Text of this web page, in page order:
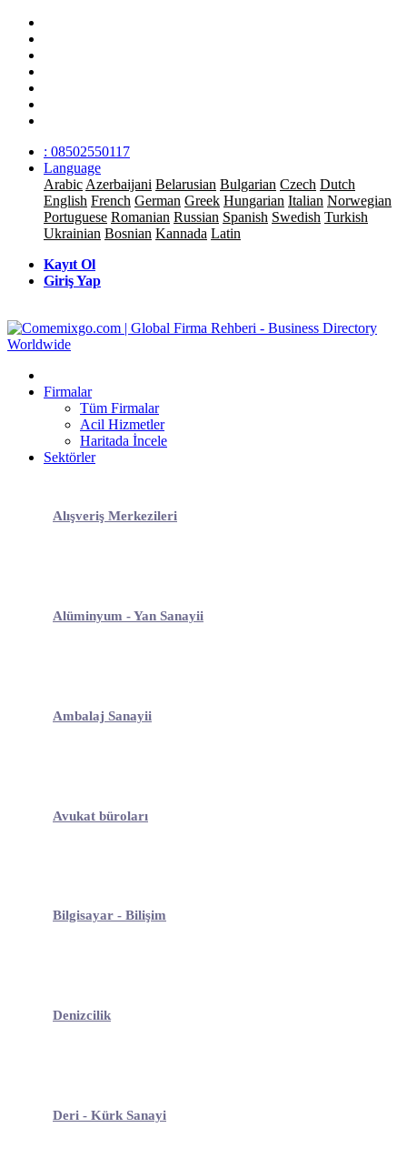
: 08502550117
Language
Arabic Azerbaijani Belarusian Bulgarian Czech Dutch
English French German Greek Hungarian Italian Norwegian
Portuguese Romanian Russian Spanish Swedish Turkish
Ukrainian Bosnian Kannada Latin
Kayıt Ol
Giriş Yap
Firmalar
Tüm Firmalar
Acil Hizmetler
Haritada İncele
Sektörler
Alışveriş Merkezileri
Alüminyum - Yan Sanayii
Ambalaj Sanayii
Avukat büroları
Bilgisayar - Bilişim
Denizcilik
Deri - Kürk Sanayi